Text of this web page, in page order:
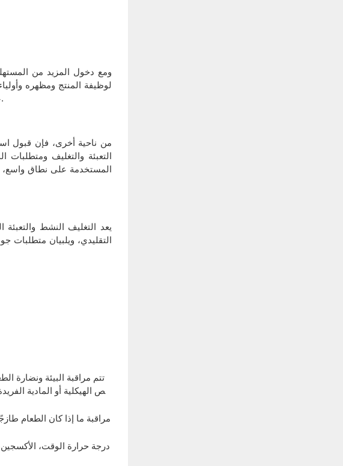
ومع دخول المزيد من
لوظيفة المنتج ومظهره
عبواتها الجذابة، كما أصبحت التغليف المخصص والعلامة التجارية المشتركة أيضًا الخيار الأول للعديد من الابتكارات الغذائية.
من ناحية أخرى، فإن قبول
التعبئة والتغليف ومتطلبات
يعد التغليف النشط
التقليدي، ويلبيان متطلبات
تتم مراقبة البيئة ونضارة
ص الهيكلية أو المادية
مراقبة ما إذا كان الطعام
درجة حرارة الوقت،